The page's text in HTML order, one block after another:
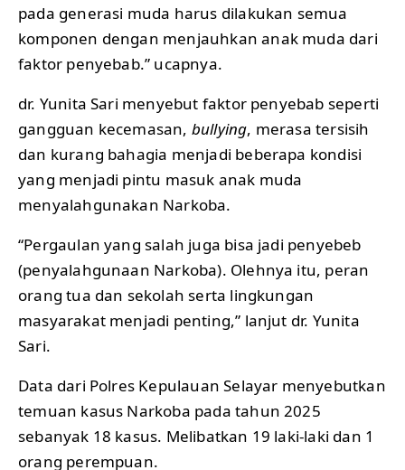
pada generasi muda harus dilakukan semua
komponen dengan menjauhkan anak muda dari
faktor penyebab.” ucapnya.
dr. Yunita Sari menyebut faktor penyebab seperti
gangguan kecemasan, bullying, merasa tersisih
dan kurang bahagia menjadi beberapa kondisi
yang menjadi pintu masuk anak muda
menyalahgunakan Narkoba.
“Pergaulan yang salah juga bisa jadi penyebeb
(penyalahgunaan Narkoba). Olehnya itu, peran
orang tua dan sekolah serta lingkungan
masyarakat menjadi penting,” lanjut dr. Yunita
Sari.
Data dari Polres Kepulauan Selayar menyebutkan
temuan kasus Narkoba pada tahun 2025
sebanyak 18 kasus. Melibatkan 19 laki-laki dan 1
orang perempuan.